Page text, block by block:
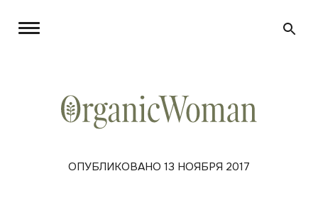
ОПУБЛИКОВАНО 13 НОЯБРЯ 2017